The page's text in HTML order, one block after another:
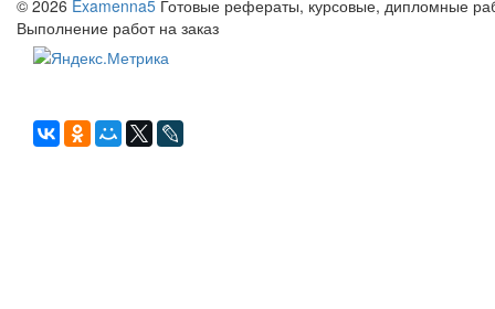
© 2026 Examenna5 Готовые рефераты, курсовые, дипломные
Выполнение работ на заказ